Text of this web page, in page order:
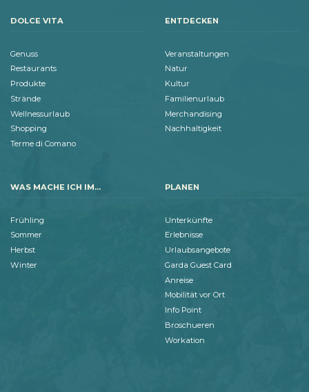
DOLCE VITA
Genuss
Restaurants
Produkte
Strände
Wellnessurlaub
Shopping
Terme di Comano
ENTDECKEN
Veranstaltungen
Natur
Kultur
Familienurlaub
Merchandising
Nachhaltigkeit
WAS MACHE ICH IM...
Frühling
Sommer
Herbst
Winter
PLANEN
Unterkünfte
Erlebnisse
Urlaubsangebote
Garda Guest Card
Anreise
Mobilität vor Ort
Info Point
Broschueren
Workation